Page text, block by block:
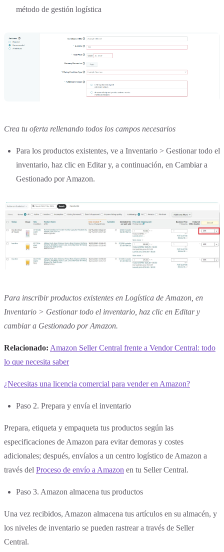
método de gestión logística
Crea tu oferta rellenando todos los campos necesarios
Para los productos existentes, ve a Inventario > Gestionar todo el
inventario, haz clic en Editar y, a continuación, en Cambiar a
Gestionado por Amazon.
Para inscribir productos existentes en Logística de Amazon, en
Inventario > Gestionar todo el inventario, haz clic en Editar y
cambiar a Gestionado por Amazon.
Relacionado: Amazon Seller Central frente a Vendor Central: todo
lo que necesita saber
¿Necesitas una licencia comercial para vender en Amazon?
Paso 2. Prepara y envía el inventario
Prepara, etiqueta y empaqueta tus productos según las
especificaciones de Amazon para evitar demoras y costes
adicionales; después, envíalos a un centro logístico de Amazon a
través del Proceso de envío a Amazon en tu Seller Central.
Paso 3. Amazon almacena tus productos
Una vez recibidos, Amazon almacena tus artículos en su almacén, y
los niveles de inventario se pueden rastrear a través de Seller
Central.